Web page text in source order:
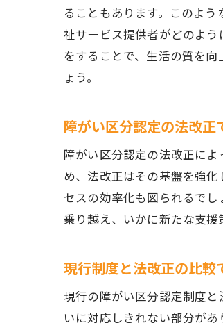
ることもあります。このよ
祉サービス提供者がどのよ
をすることで、生活の質を
ょう。
障がい区分認定の法改
障がい区分認定の法改正に
め、法改正はその基盤を強
セスの効率化も図られるで
乗り越え、いかに新たな支援
現行制度と法改正の比較
現行の障がい区分認定制度
いに対応しきれない部分が